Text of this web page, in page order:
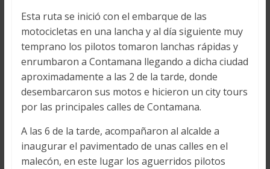
Esta ruta se inició con el embarque de las
motocicletas en una lancha y al día siguiente muy
temprano los pilotos tomaron lanchas rápidas y
enrumbaron a Contamana llegando a dicha ciudad
aproximadamente a las 2 de la tarde, donde
desembarcaron sus motos e hicieron un city tours
por las principales calles de Contamana.
A las 6 de la tarde, acompañaron al alcalde a
inaugurar el pavimentado de unas calles en el
malecón, en este lugar los aguerridos pilotos